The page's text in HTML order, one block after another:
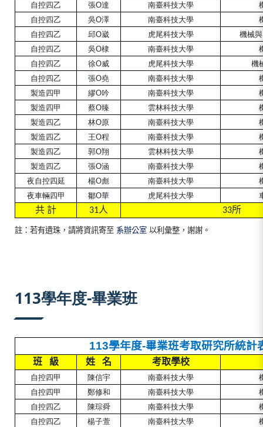
自控四乙 張O達 南臺科技大學
自控四乙 吳O澤 南臺科技大學
自控四乙 邱O崴 虎尾科技大學
機械
自控四乙 吳O棣 南臺科技大學
自控四乙 徐O威 虎尾科技大學
機
自控四乙 張O堯 南臺科技大學
製造四甲
繆O吟 南臺科技大學
製造四甲
蔡O臻 雲林科技大學
製造四乙 林O原 南臺科技大學
製造四乙 王O程 南臺科技大學
製造四乙 郭O翔 雲林科技大學
製造四乙 張O涵 南臺科技大學
夜自控四延 楊O彪 南臺科技大學
夜車輛四甲 鄒O華 虎尾科技大學
共 計 31人 33所
註 ：若有遺珠，請將資訊寄至 系辦公室 以利彙整 ，謝謝。
113學年度-畢業班
113學年度-畢業班考取研究所統計
班 級 姓 名 考取學校
自控四甲 陳信宇 南臺科技大學
自控四甲
鄭修和 南臺科技大學
自控四乙 陳琮舜 南臺科技大學
自控四乙 楊子萱 南臺科技大學